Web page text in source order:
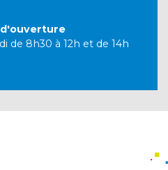
de 8h30 à 12h et de 14h